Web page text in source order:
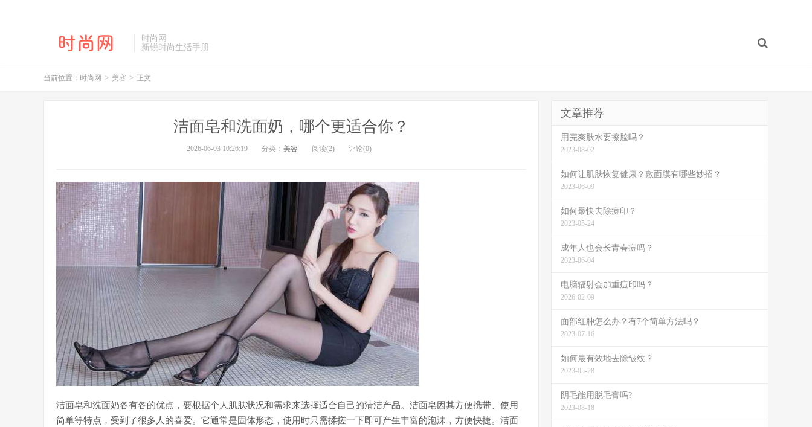
时尚网
新锐时尚生活手册
当前位置： 时尚网 > 美容 > 正文
洁面皂和洗面奶，哪个更适合你？
2026-06-03 10:26:19 分类： 美容 阅读(2) 评论(0)
洁面皂和洗面奶各有各的优点，要根据个人肌肤状况和需求来选择适合自己的清洁产品。洁面皂因其方便携带、使用
简单等特点，受到了很多人的喜爱。它通常是固体形态，使用时只需揉搓一下即可产生丰富的泡沫，方便快捷。洁面
文章推荐
用完爽肤水要擦脸吗？
2023-08-02
如何让肌肤恢复健康？敷面膜有哪些妙招？
2023-06-09
如何最快去除痘印？
2023-05-24
成年人也会长青春痘吗？
2023-06-04
电脑辐射会加重痘印吗？
2026-02-09
面部红肿怎么办？有7个简单方法吗？
2023-07-16
如何最有效地去除皱纹？
2023-05-28
阴毛能用脱毛膏吗?
2023-08-18